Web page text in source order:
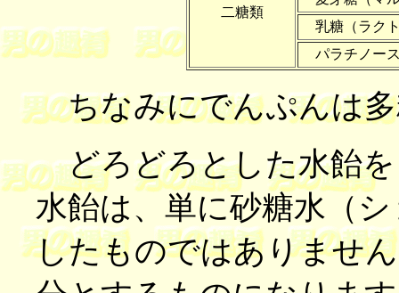
二糖類
乳糖（ラク
パラチノー
ちなみにでんぷんは多
どろどろとした水飴を
水飴は、単に砂糖水（
したものではありませ